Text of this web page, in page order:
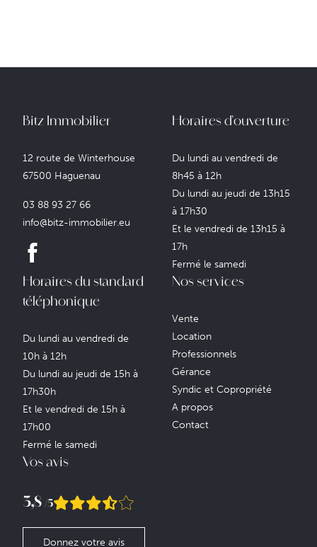
Lire l'actualité
Bitz Immobilier
12 route de Winterhouse
67500 Haguenau
03 88 93 27 66
info@bitz-immobilier.eu
Horaires d'ouverture
Du lundi au vendredi de
8h45 à 12h
Du lundi au jeudi de 13h15
à 17h30
Et le vendredi de 13h15 à
17h
Fermé le samedi
Horaires du standard
téléphonique
Du lundi au vendredi de
10h à 12h
Du lundi au jeudi de 15h à
17h30h
Et le vendredi de 15h à
17h00
Fermé le samedi
Nos services
Vente
Location
Professionnels
Gérance
Syndic et Copropriété
A propos
Contact
Vos avis
3,8 /5
Donnez votre avis